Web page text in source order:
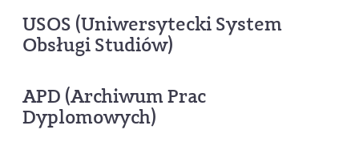
USOS (Uniwersytecki System
Obsługi Studiów)
APD (Archiwum Prac
Dyplomowych)